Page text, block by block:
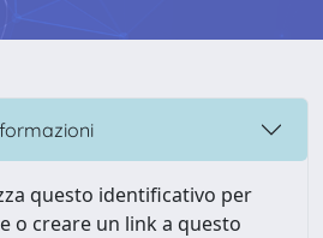
questo identificativo per
o creare un link a questo